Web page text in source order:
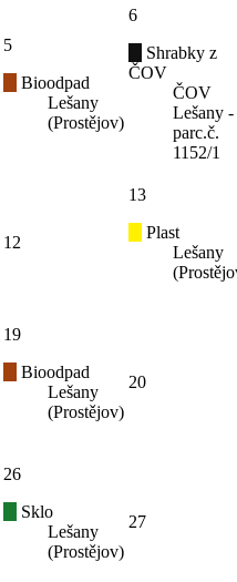
5
Bioodpad
Lešany
(Prostějov)
6
Shrabky z
ČOV
ČOV
Lešany -
parc.č.
1152/1
12
13
Plast
Lešany
19
Bioodpad
Lešany
(Prostějov)
20
26
Sklo
Lešany
(Prostějov)
27